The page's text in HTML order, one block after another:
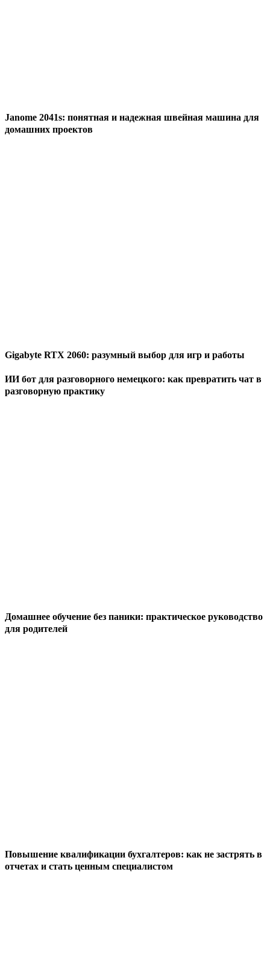
Janome 2041s: понятная и надежная швейная машина для
домашних проектов
Gigabyte RTX 2060: разумный выбор для игр и работы
ИИ бот для разговорного немецкого: как превратить чат в
разговорную практику
Домашнее обучение без паники: практическое руководство
для родителей
Повышение квалификации бухгалтеров: как не застрять в
отчетах и стать ценным специалистом